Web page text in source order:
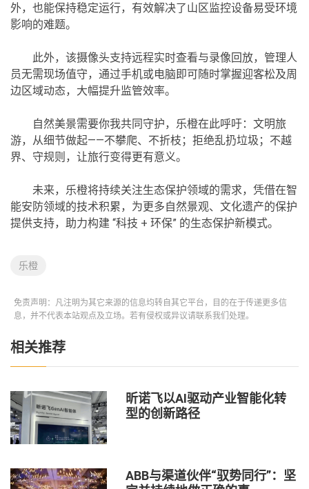
外，也能保持稳定运行，有效解决了山区监控设备易受环境
影响的难题。
此外，该摄像头支持远程实时查看与录像回放，管理人
员无需现场值守，通过手机或电脑即可随时掌握迎客松及周
边区域动态，大幅提升监管效率。
自然美景需要你我共同守护，乐橙在此呼吁：文明旅
游，从细节做起——不攀爬、不折枝；拒绝乱扔垃圾；不越
界、守规则，让旅行变得更有意义。
未来，乐橙将持续关注生态保护领域的需求，凭借在智
能安防领域的技术积累，为更多自然景观、文化遗产的保护
提供支持，助力构建 “科技 + 环保” 的生态保护新模式。
乐橙
免责声明：凡注明为其它来源的信息均转自其它平台，目的在于传递更多信
息，并不代表本站观点及立场。若有侵权或异议请联系我们处理。
相关推荐
昕诺飞以AI驱动产业智能化转
型的创新路径
ABB与渠道伙伴“驭势同行”：坚